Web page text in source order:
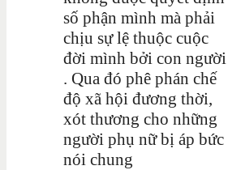
số phận mình mà phải
chịu sự lệ thuộc cuộc
đời mình bởi con người
. Qua đó phê phán chế
độ xã hội đương thời,
xót thương cho những
người phụ nữ bị áp bức
nói chung